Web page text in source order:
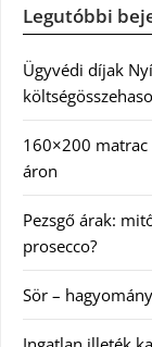
Legutóbbi
Ügyvédi díjak
160×200 matrac
áron
Pezsgő árak:
prosecco?
Sör –